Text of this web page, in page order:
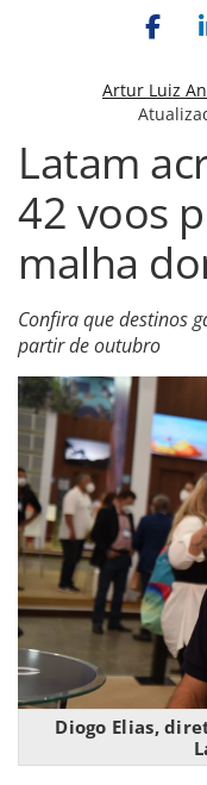
Artur Luiz
Latam
42 voos
malha
Confira que destinos
partir de outubro
Diogo Elias,